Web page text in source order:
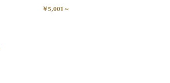
￥5,001～